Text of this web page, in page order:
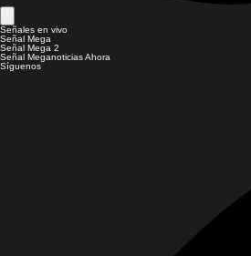
Señales en vivo
Señal Mega
Señal Mega 2
Señal Meganoticias Ahora
Síguenos